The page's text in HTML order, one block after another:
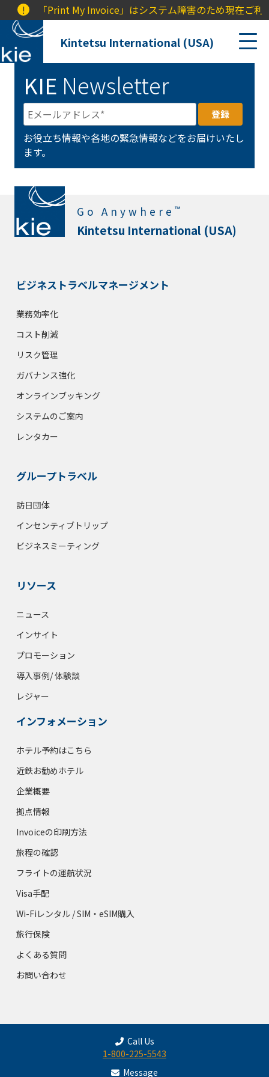
! 「Print My Invoice」はシステム障害のため現在ご利
Kintetsu International (USA)
KIE Newsletter
お役立ち情報や各地の緊急情報などをお届けいたし
ます。
Go Anywhere ™
Kintetsu International (USA)
ビジネストラベルマネージメント
業務効率化
コスト削減
リスク管理
ガバナンス強化
オンラインブッキング
システムのご案内
レンタカー
グループトラベル
訪日団体
インセンティブトリップ
ビジネスミーティング
リソース
ニュース
インサイト
プロモーション
導入事例/ 体験談
レジャー
インフォメーション
ホテル予約はこちら
近鉄お勧めホテル
企業概要
拠点情報
Invoiceの印刷方法
旅程の確認
フライトの運航状況
Visa手配
Wi-Fiレンタル / SIM・eSIM購入
旅行保険
よくある質問
お問い合わせ
Call Us
1-800-225-5543
Message